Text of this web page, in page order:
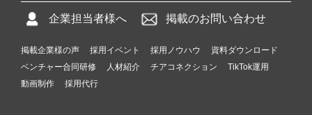
企業担当者様へ 掲載のお問い合わせ
掲載企業様の声 採用イベント 採用ノウハウ
資料ダウンロード
ベンチャー合同研修
人材紹介 チアコネクション
TikTok運用
動画制作
採用代行